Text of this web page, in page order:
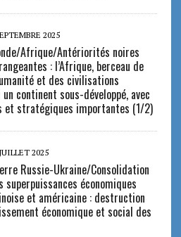
2025
Afrique/Antériorités noires
: l’Afrique, berceau de
et des civilisations
continent sous-développé, avec
et stratégiques importantes (1/2)
2025
Russie-Ukraine/Consolidation
superpuissances économiques
et américaine : destruction
économique et social des